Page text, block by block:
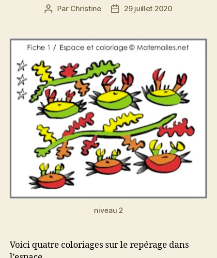
Auteur
Par Christine
Date29 juillet 2020
niveau 2
Voici quatre coloriages sur le repérage dans